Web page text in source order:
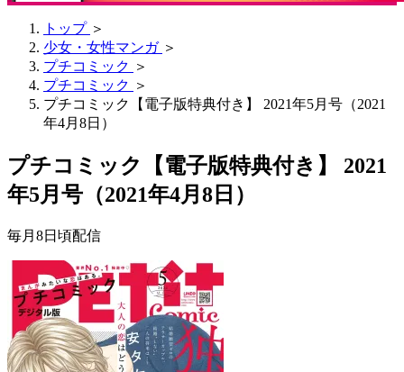
トップ ＞
少女・女性マンガ ＞
プチコミック ＞
プチコミック ＞
プチコミック【電子版特典付き】 2021年5月号（2021
年4月8日）
プチコミック【電子版特典付き】 2021
年5月号（2021年4月8日）
毎月8日頃配信